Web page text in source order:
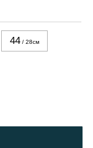
44/ 28см